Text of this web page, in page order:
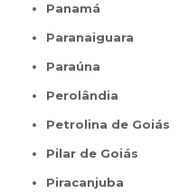
Panamá
Paranaiguara
Paraúna
Perolândia
Petrolina de Goiás
Pilar de Goiás
Piracanjuba